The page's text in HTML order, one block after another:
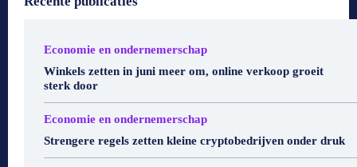
Economie en ondernemerschap
Winkels zetten in juni meer om, online verkoop groeit
sterk door
Economie en ondernemerschap
Strengere regels zetten kleine cryptobedrijven onder druk